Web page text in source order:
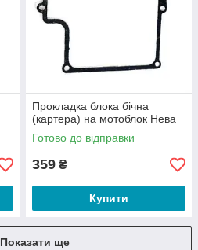
Прокладка блока бічна
(картера) на мотоблок Нева
Готово до відправки
359 ₴
Купити
Показати ще